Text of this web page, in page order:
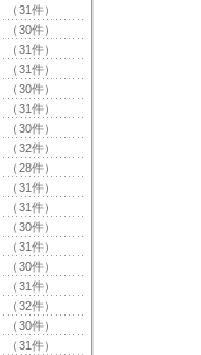
（31件）
（30件）
（31件）
（31件）
（30件）
（31件）
（30件）
（32件）
（28件）
（31件）
（31件）
（30件）
（31件）
（30件）
（31件）
（32件）
（30件）
（31件）